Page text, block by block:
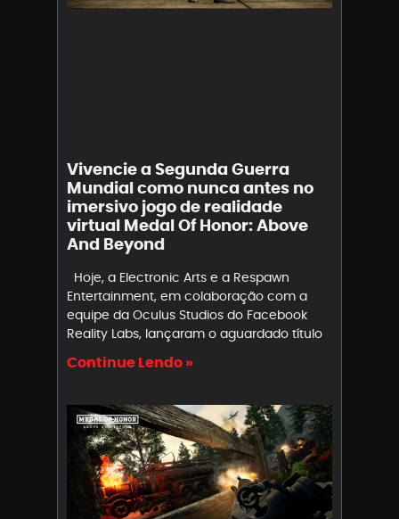
Vivencie a Segunda Guerra
Mundial como nunca antes no
imersivo jogo de realidade
virtual Medal Of Honor: Above
And Beyond
Hoje, a Electronic Arts e a Respawn
Entertainment, em colaboração com a
equipe da Oculus Studios do Facebook
Reality Labs, lançaram o aguardado título
Continue Lendo »